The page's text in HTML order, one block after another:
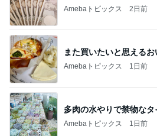
Amebaトピックス 2日前
また買いたいと思えるお
Amebaトピックス 1日前
多肉の水やりで禁物なタ
Amebaトピックス 1日前